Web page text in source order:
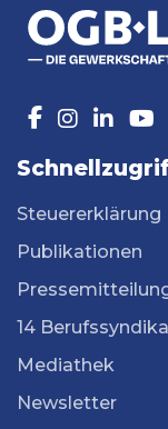
Steuererklärung
Publikationen
14
Mediathek
Newsletter